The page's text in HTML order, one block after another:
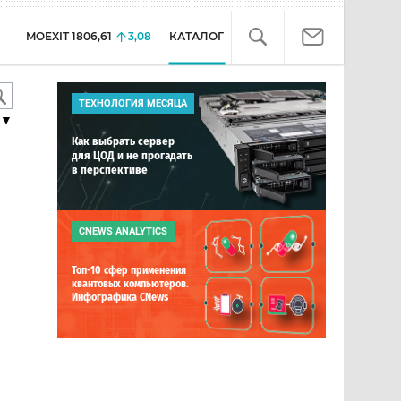
MOEXIT 1806,61 3,08 КАТАЛОГ
ТЕХНОЛОГИЯ МЕСЯЦА
Как выбрать сервер
для ЦОД и не прогадать
в перспективе
CNEWS ANALYTICS
Топ-10 сфер применения
квантовых компьютеров.
Инфографика CNews